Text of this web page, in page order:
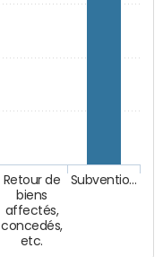
Retour de
biens
affectés,
concedés,
etc.
Subventio…